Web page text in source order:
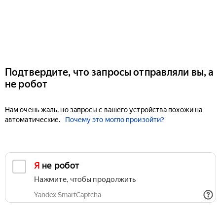
Подтвердите, что запросы отправляли вы, а
не робот
Нам очень жаль, но запросы с вашего устройства похожи на
автоматические.
Почему это могло произойти?
Я не робот
Нажмите, чтобы продолжить
Yandex SmartCaptcha